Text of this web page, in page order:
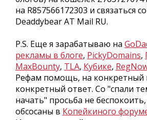
на R857566172303 и связаться
Deaddybear AT Mail RU.
P.S. Еще я зарабатываю на
рекламы в блоге, PickyDomains,
MaxBounty, TLA, Кубике,
Рефам помощь, на конкретный
конкретный ответ. Со "спали
начать" просьба не
обсосаны в Копейкиного